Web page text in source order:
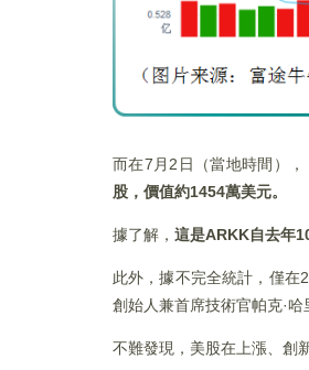
而在7月2日（當地時間）
股，價值約1454萬美元。
據了解， 這是ARKK自去年
此外，據不完全統計，僅在
創始人兼首席技術官帕克·哈
不難發現，美股在上漲、創